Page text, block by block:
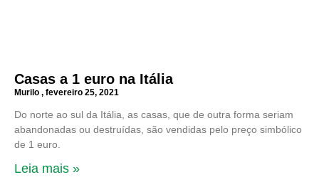
Casas a 1 euro na Itália
Murilo fevereiro 25, 2021
Do norte ao sul da Itália, as casas, que de outra forma seriam
abandonadas ou destruídas, são vendidas pelo preço simbólico
de 1 euro.
Leia mais »